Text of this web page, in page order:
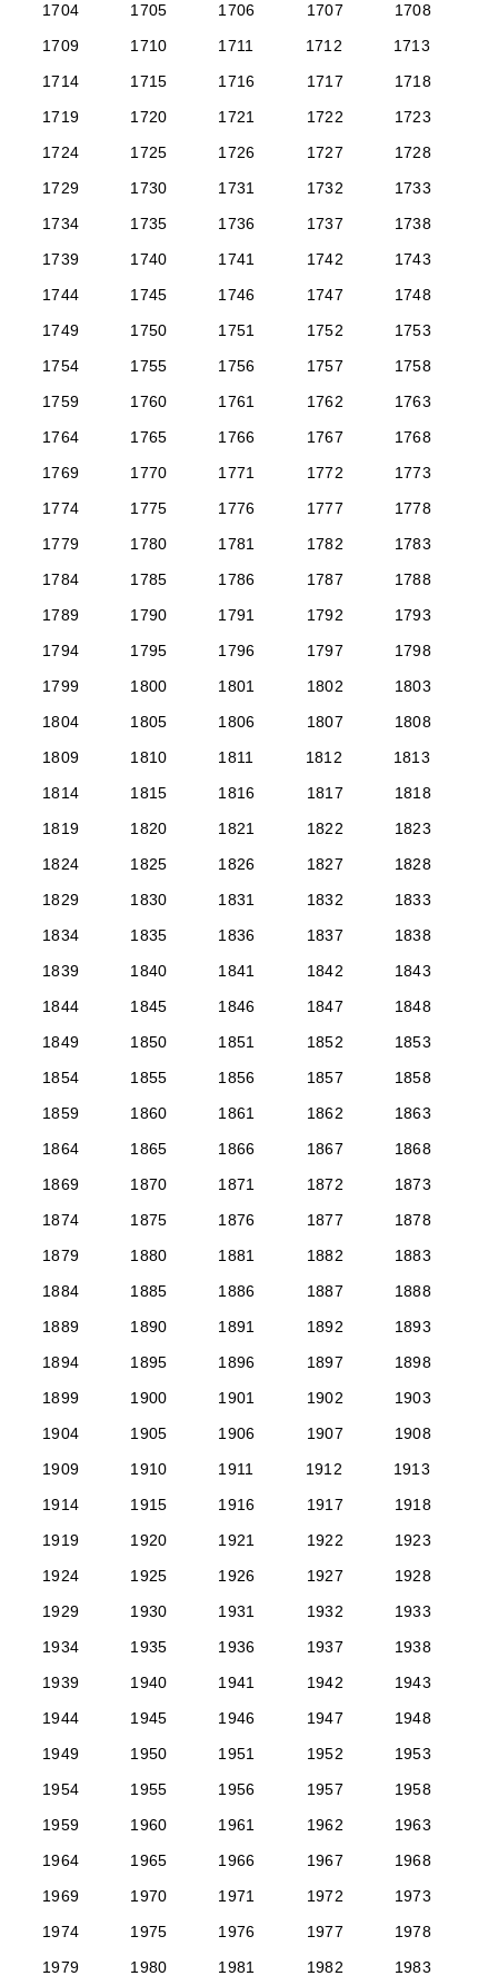
1704
1705 1706 1707
1708
1709
1710 1711 1712
1713
1714
1715 1716 1717
1718
1719
1720 1721 1722
1723
1724
1725 1726 1727
1728
1729
1730 1731 1732
1733
1734
1735 1736 1737
1738
1739
1740 1741 1742
1743
1744
1745 1746 1747
1748
1749
1750 1751 1752
1753
1754
1755 1756 1757
1758
1759
1760 1761 1762
1763
1764
1765 1766 1767
1768
1769
1770 1771 1772
1773
1774
1775 1776 1777
1778
1779
1780 1781 1782
1783
1784
1785 1786 1787
1788
1789
1790 1791 1792
1793
1794
1795 1796 1797
1798
1799
1800 1801 1802
1803
1804
1805 1806 1807
1808
1809
1810 1811 1812
1813
1814
1815 1816 1817
1818
1819
1820 1821 1822
1823
1824
1825 1826 1827
1828
1829
1830 1831 1832
1833
1834
1835 1836 1837
1838
1839
1840 1841 1842
1843
1844
1845 1846 1847
1848
1849
1850 1851 1852
1853
1854
1855 1856 1857
1858
1859
1860 1861 1862
1863
1864
1865 1866 1867
1868
1869
1870 1871 1872
1873
1874
1875 1876 1877
1878
1879
1880 1881 1882
1883
1884
1885 1886 1887
1888
1889
1890 1891 1892
1893
1894
1895 1896 1897
1898
1899
1900 1901 1902
1903
1904
1905 1906 1907
1908
1909
1910 1911 1912
1913
1914
1915 1916 1917
1918
1919
1920 1921 1922
1923
1924
1925 1926 1927
1928
1929
1930 1931 1932
1933
1934
1935 1936 1937
1938
1939
1940 1941 1942
1943
1944
1945 1946 1947
1948
1949
1950 1951 1952
1953
1954
1955 1956 1957
1958
1959
1960 1961 1962
1963
1964
1965 1966 1967
1968
1969
1970 1971 1972
1973
1974
1975 1976 1977
1978
1979
1980 1981 1982 1983